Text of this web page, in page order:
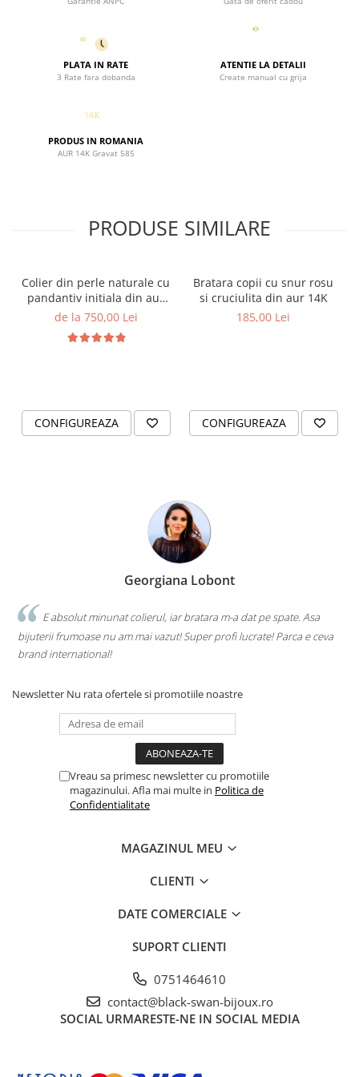
Adaugă o notă de rafinament și semnificație fiecărei ținute
cu acest colier din perle naturale de cultură și aur de 14K.
artizanilor și dedicarea lor pentru a crea o bijuterie de
PLATA IN RATE
3 Rate fara dobanda
ATENTIE LA DETALII
Create manual cu grija
PRODUS IN ROMANIA
AUR 14K Gravat 585
PRODUSE SIMILARE
Colier din perle naturale cu
pandantiv initiala din aur
14K si bilute din aur 14K de
de la 750,00 Lei
CONFIGUREAZA
Bratara copii cu snur rosu
si cruciulita din aur 14K
185,00 Lei
CONFIGUREAZA
Georgiana Lobont
E absolut minunat colierul, iar bratara m-a dat pe spate. Asa
bijuterii frumoase nu am mai vazut! Super profi lucrate! Parca e ceva
brand international!
Newsletter Nu rata ofertele si promotiile noastre
Vreau sa primesc newsletter cu promotiile
magazinului. Afla mai multe in Politica de
Confidentialitate
MAGAZINUL MEU
CLIENTI
DATE COMERCIALE
SUPORT CLIENTI
0751464610
contact@black-swan-bijoux.ro
SOCIAL URMARESTE-NE IN SOCIAL MEDIA